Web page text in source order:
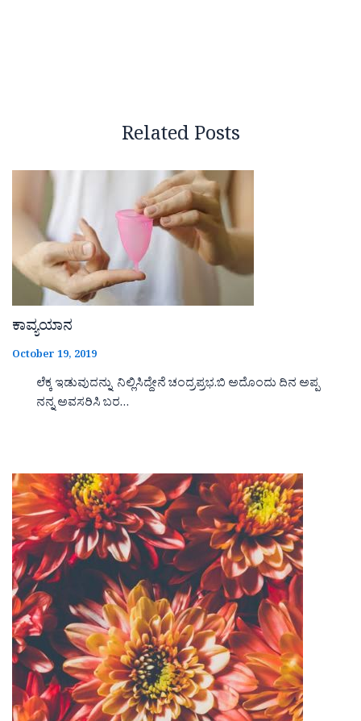
Related Posts
ಕಾವ್ಯಯಾನ
October 19, 2019
ಲೆಕ್ಕ ಇಡುವುದನ್ನು ನಿಲ್ಲಿಸಿದ್ದೇನೆ ಚಂದ್ರಪ್ರಭ.ಬಿ ಅದೊಂದು ದಿನ ಅಪ್ಪ
ನನ್ನ ಅವಸರಿಸಿ ಬರ…